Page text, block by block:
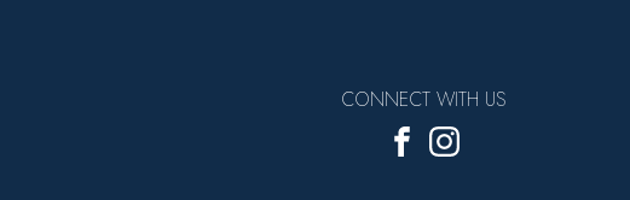
CONNECT WITH US